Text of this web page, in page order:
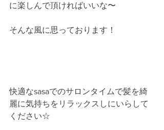
に楽しんで頂ければいいな〜
そんな風に思っております！
快適なsasaでのサロンタイムで髪を綺
麗に気持ちをリラックスしにいらして
ください☆